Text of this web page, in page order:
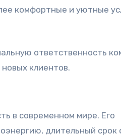
комфортные и уютные
ответственность
клиентов.
в современном мире. Его
длительный срок